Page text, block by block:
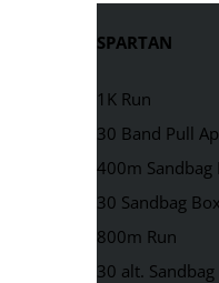
SPARTAN
1K Run
30 Band Pull
400m Sandbag
30 Sandbag
800m Run
30 alt. Sandbag